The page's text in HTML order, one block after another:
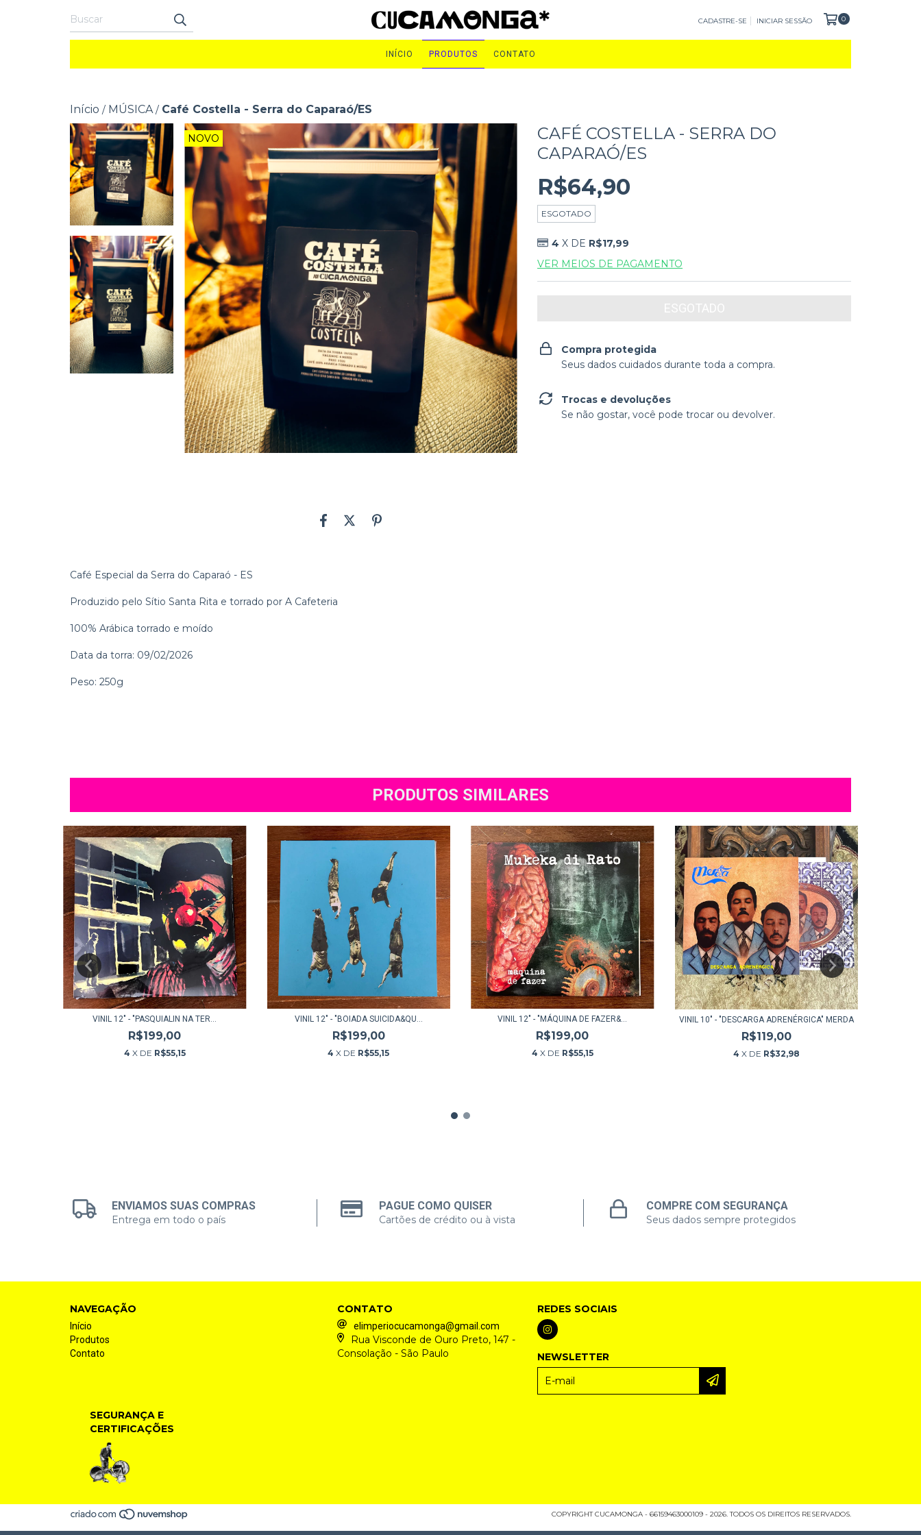
CADASTRE-SE INICIAR SESSÃO 0
INÍCIO PRODUTOS CONTATO
Início / MÚSICA / Café Costella - Serra do Caparaó/ES
NOVO
Café Especial da Serra do Caparaó - ES
Produzido pelo Sítio Santa Rita e torrado por A Cafeteria
100% Arábica torrado e moído
Data da torra: 09/02/2026
Peso: 250g
CAFÉ COSTELLA - SERRA DO
CAPARAÓ/ES
R$64,90
ESGOTADO
4 X DE R$17,99
VER MEIOS DE PAGAMENTO
Compra protegida
Seus dados cuidados durante toda a compra.
Trocas e devoluções
Se não gostar, você pode trocar ou devolver.
PRODUTOS SIMILARES
VINIL 12" - "PASQUIALIN NA TER...
R$199,00
4 X DE R$55,15
VINIL 12" - "BOIADA SUICIDA&QU...
R$199,00
4 X DE R$55,15
VINIL 12" - "MÁQUINA DE FAZER&...
R$199,00
4 X DE R$55,15
VINIL 10" - "DESCARGA ADRENÉRGICA" MERDA
R$119,00
4 X DE R$32,98
ENVIAMOS SUAS COMPRAS
Entrega em todo o país
PAGUE COMO QUISER
Cartões de crédito ou à vista
COMPRE COM SEGURANÇA
Seus dados sempre protegidos
NAVEGAÇÃO
Início
Produtos
Contato
CONTATO
elimperiocucamonga@gmail.com
Rua Visconde de Ouro Preto, 147 -
Consolação - São Paulo
REDES SOCIAIS
NEWSLETTER
SEGURANÇA E
CERTIFICAÇÕES
COPYRIGHT CUCAMONGA - 66159463000109 - 2026. TODOS OS DIREITOS RESERVADOS.